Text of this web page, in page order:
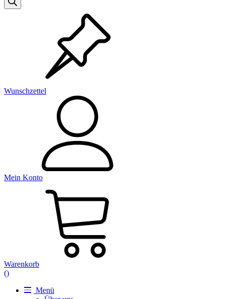
Wunschzettel
Mein Konto
Warenkorb
()
Menü